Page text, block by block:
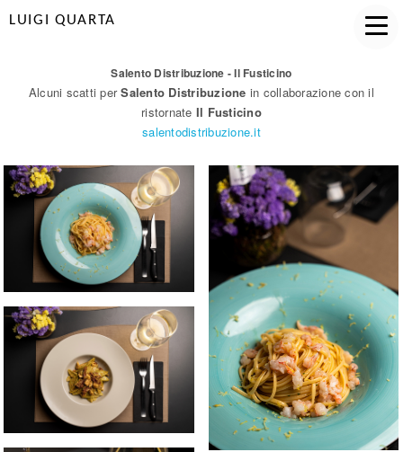
LUIGI QUARTA
Salento Distribuzione - Il Fusticino
Alcuni scatti perSalento Distribuzione in collaborazione con il
ristornate Il Fusticino
salentodistribuzione.it